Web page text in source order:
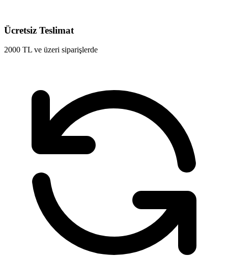
Ücretsiz Teslimat
2000 TL ve üzeri siparişlerde